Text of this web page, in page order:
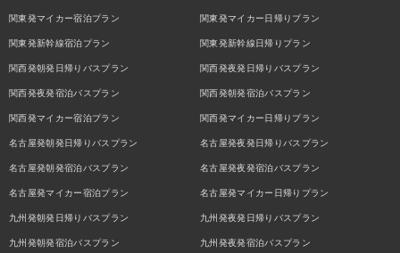
関東発マイカー宿泊プラン 関東発マイカー日帰りプラン
関東発新幹線宿泊プラン 関東発新幹線日帰りプラン
関西発朝発日帰りバスプラン 関西発夜発日帰りバスプラン
関西発夜発宿泊バスプラン 関西発朝発宿泊バスプラン
関西発マイカー宿泊プラン 関西発マイカー日帰りプラン
名古屋発朝発日帰りバスプラン 名古屋発夜発日帰りバスプラン
名古屋発朝発宿泊バスプラン 名古屋発夜発宿泊バスプラン
名古屋発マイカー宿泊プラン 名古屋発マイカー日帰りプラン
九州発朝発日帰りバスプラン 九州発夜発日帰りバスプラン
九州発朝発宿泊バスプラン 九州発夜発宿泊バスプラン